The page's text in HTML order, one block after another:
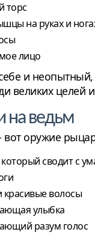
торс
на руках и
лицо
и неопытный,
великих целей
на ведьм
вот оружие
сводит с
красивые волосы
улыбка
разум голос